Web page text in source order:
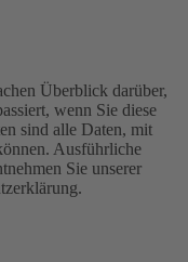
Überblick darüber,
wenn Sie diese
sind alle Daten, mit
Ausführliche
Sie unserer